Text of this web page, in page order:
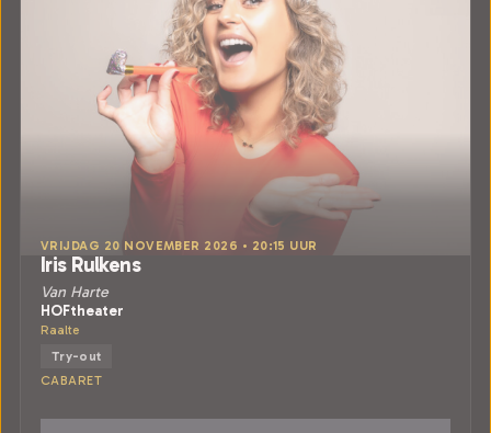
VRIJDAG 20 NOVEMBER 2026 • 20:15 UUR
Iris Rulkens
Van Harte
HOFtheater
Raalte
Try-out
CABARET